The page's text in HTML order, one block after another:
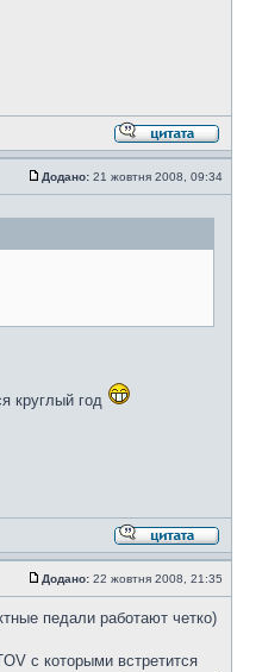
Додано: 21 жовтня 2008, 09:34
круглый год
Додано: 22 жовтня 2008, 21:35
педали работают четко)
с которыми встретится